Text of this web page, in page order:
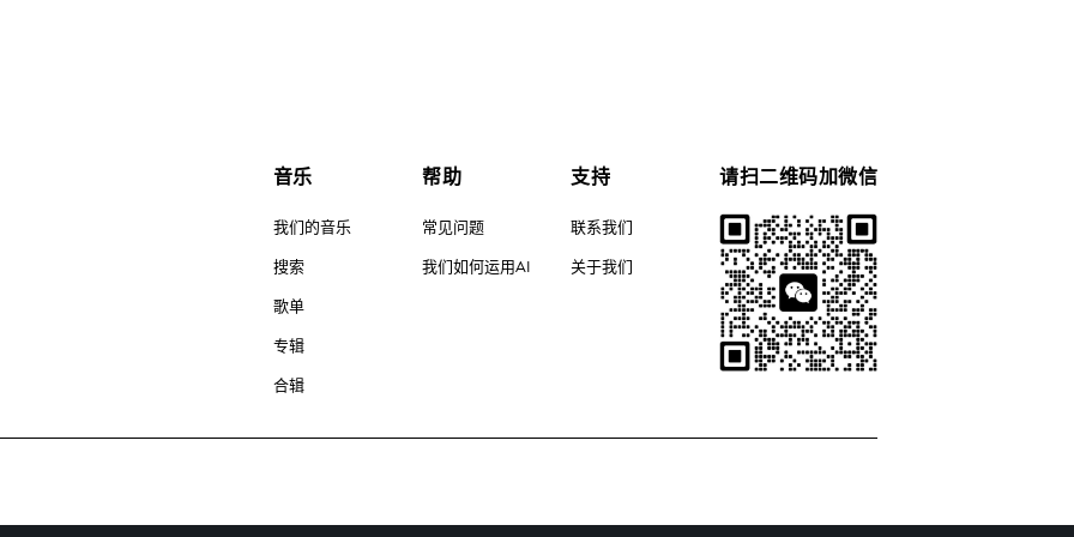
音乐
我们的音乐
搜索
歌单
专辑
合辑
帮助
常见问题
我们如何运用AI
支持
联系我们
关于我们
请扫二维码加微信